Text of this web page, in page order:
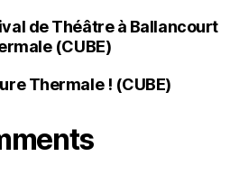
de Théâtre à Ballancourt
(CUBE)
Thermale ! (CUBE)